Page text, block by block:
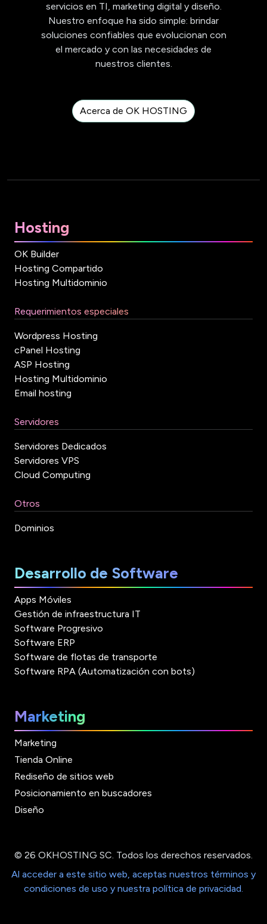
servicios en TI, marketing digital y diseño.
Nuestro enfoque ha sido simple: brindar
soluciones confiables que evolucionan con
el mercado y con las necesidades de
nuestros clientes.
Acerca de OK HOSTING
Hosting
OK Builder
Hosting Compartido
Hosting Multidominio
Requerimientos especiales
Wordpress Hosting
cPanel Hosting
ASP Hosting
Hosting Multidominio
Email hosting
Servidores
Servidores Dedicados
Servidores VPS
Cloud Computing
Otros
Dominios
Desarrollo de Software
Apps Móviles
Gestión de infraestructura IT
Software Progresivo
Software ERP
Software de flotas de transporte
Software RPA (Automatización con bots)
Marketing
Marketing
Tienda Online
Rediseño de sitios web
Posicionamiento en buscadores
Diseño
© 26 OKHOSTING SC. Todos los derechos reservados.
Al acceder a este sitio web, aceptas nuestros términos y
condiciones de uso y nuestra política de privacidad.